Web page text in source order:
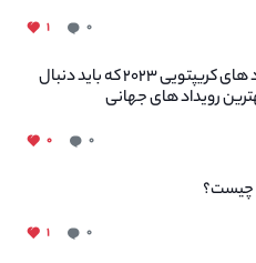
۰ ۱
مهم ترین رویداد های کریپتویی ۲۰۲۳ که باید دنبال
رویداد های جهانی
۰ ۰
چیست؟
۰ ۱